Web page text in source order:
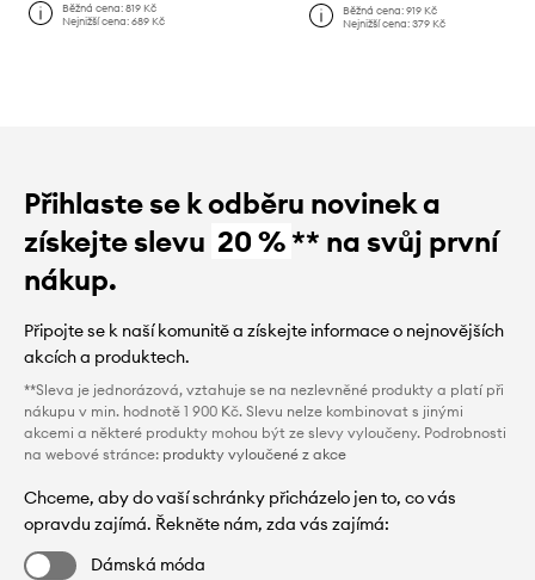
Běžná cena:819 Kč
Nejnižší cena:689 Kč
Běžná cena: 919 Kč
Nejnižší cena: 379 Kč
Přihlaste se k odběru novinek a
získejte slevu 20 %** na svůj první
nákup.
Připojte se k naší komunitě a získejte informace o nejnovějších
akcích a produktech.
**Sleva je jednorázová, vztahuje se na nezlevněné produkty a platí při
nákupu v min. hodnotě 1 900 Kč. Slevu nelze kombinovat s jinými
akcemi a některé produkty mohou být ze slevy vyloučeny. Podrobnosti
na webové stránce: produkty vyloučené z akce
Chceme, aby do vaší schránky přicházelo jen to, co vás
opravdu zajímá. Řekněte nám, zda vás zajímá:
Dámská móda